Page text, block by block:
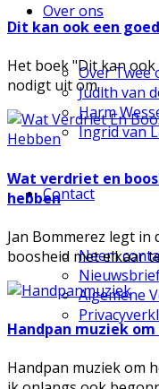
Over ons
Over Twee
Judith van
Harm
Ingrid van
Contact
Neem
Algemene
Dit kan ook een
Het boek "Dit kan ook
nodigt uit om…
Wat verdriet en
hebben
Jan Bommerez legt in
boosheid met elkaar
Handpan muziek
Handpan muziek om